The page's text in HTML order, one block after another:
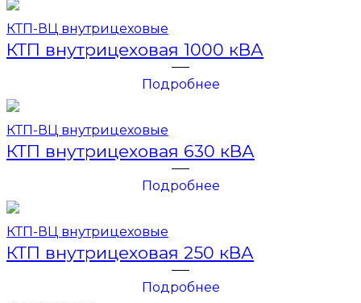
КТП-ВЦ внутрицеховые
КТП внутрицеховая 1000 кВА
Подробнее
КТП-ВЦ внутрицеховые
КТП внутрицеховая 630 кВА
Подробнее
КТП-ВЦ внутрицеховые
КТП внутрицеховая 250 кВА
Подробнее